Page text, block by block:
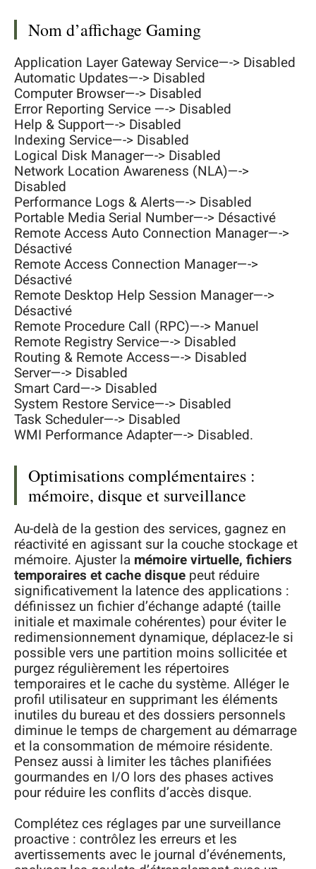
Nom d’affichage Gaming
Application Layer Gateway Service—-> Disabled
Automatic Updates—-> Disabled
Computer Browser—-> Disabled
Error Reporting Service —-> Disabled
Help & Support—-> Disabled
Indexing Service—-> Disabled
Logical Disk Manager—-> Disabled
Network Location Awareness (NLA)—->
Disabled
Performance Logs & Alerts—-> Disabled
Portable Media Serial Number—-> Désactivé
Remote Access Auto Connection Manager—->
Désactivé
Remote Access Connection Manager—->
Désactivé
Remote Desktop Help Session Manager—->
Désactivé
Remote Procedure Call (RPC)—-> Manuel
Remote Registry Service—-> Disabled
Routing & Remote Access—-> Disabled
Server—-> Disabled
Smart Card—-> Disabled
System Restore Service—-> Disabled
Task Scheduler—-> Disabled
WMI Performance Adapter—-> Disabled.
Optimisations complémentaires :
mémoire, disque et surveillance
Au-delà de la gestion des services, gagnez en
réactivité en agissant sur la couche stockage et
mémoire. Ajuster la mémoire virtuelle, fichiers
temporaires et cache disque peut réduire
significativement la latence des applications :
définissez un fichier d’échange adapté (taille
initiale et maximale cohérentes) pour éviter le
redimensionnement dynamique, déplacez-le si
possible vers une partition moins sollicitée et
purgez régulièrement les répertoires
temporaires et le cache du système. Alléger le
profil utilisateur en supprimant les éléments
inutiles du bureau et des dossiers personnels
diminue le temps de chargement au démarrage
et la consommation de mémoire résidente.
Pensez aussi à limiter les tâches planifiées
gourmandes en I/O lors des phases actives
pour réduire les conflits d’accès disque.
Complétez ces réglages par une surveillance
proactive : contrôlez les erreurs et les
avertissements avec le journal d’événements,